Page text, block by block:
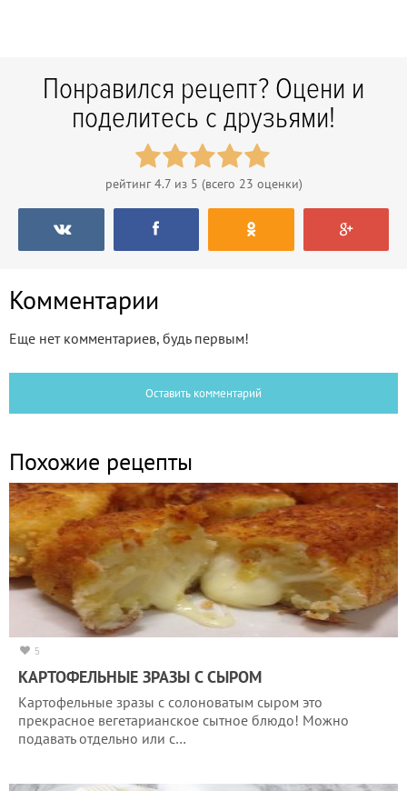
Понравился рецепт? Оцени и
поделитесь с друзьями!
рейтинг4.7из 5 (всего 23 оценки)
Комментарии
Еще нет комментариев, будь первым!
Оставить комментарий
Похожие рецепты
5
КАРТОФЕЛЬНЫЕ ЗРАЗЫ С СЫРОМ
Картофельные зразы с солоноватым сыром это
прекрасное вегетарианское сытное блюдо! Можно
подавать отдельно или с…